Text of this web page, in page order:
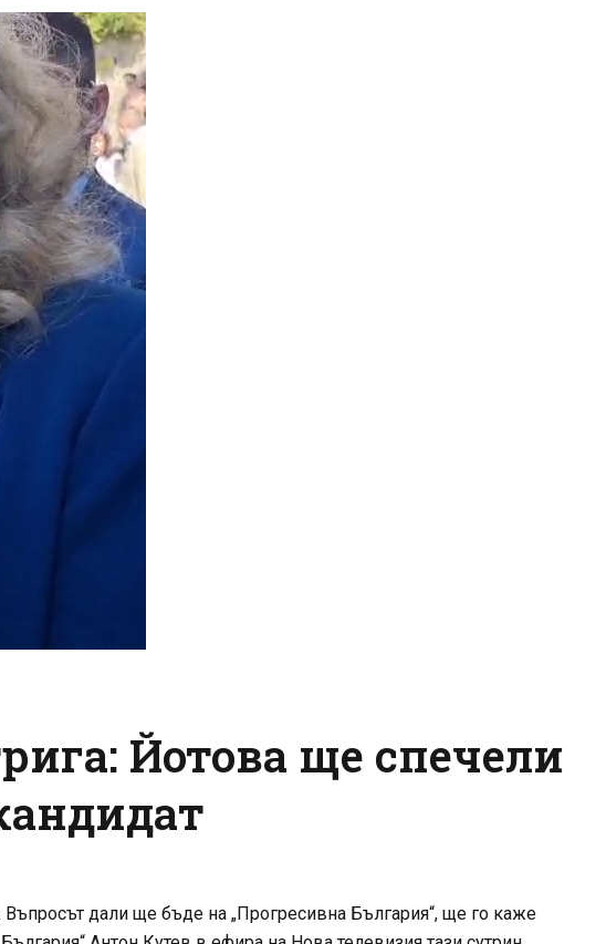
Йотова ще спечели
дали ще бъде на „Прогресивна България“, ще го каже